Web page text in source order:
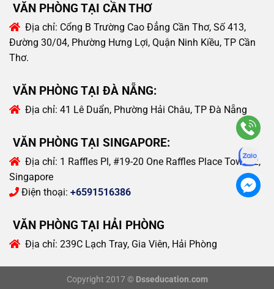
VĂN PHÒNG TẠI CẦN THƠ
Địa chỉ: Cổng B Trường Cao Đẳng Cần Thơ, Số 413,
Đường 30/04, Phường Hưng Lợi, Quận Ninh Kiều, TP Cần
Thơ.
VĂN PHÒNG TẠI ĐÀ NẴNG:
Địa chỉ: 41 Lê Duẩn, Phường Hải Châu, TP Đà Nẵng
VĂN PHÒNG TẠI SINGAPORE:
Địa chỉ: 1 Raffles Pl, #19-20 One Raffles Place Tower 2,
Singapore
Điện thoại: +6591516386
VĂN PHÒNG TẠI HẢI PHÒNG
Địa chỉ: 239C Lạch Tray, Gia Viên, Hải Phòng
Copyright 2017 © Dsseducation.com